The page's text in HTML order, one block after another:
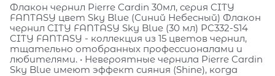
Флакон чернил Pierre Cardin 30мл, серия CITY
FANTASY цвет Sky Blue (Синий Небесный) Флакон
чернил CITY FANTASY Sky Blue (30 мл) PC332-S14
CITY FANTASY - коллекция из 15 цветов чернил,
тщательно отобранных профессионалами и
любителями. • Невероятные чернила Pierre Cardin
Sky Blue имеют эффект сияния (Shine), когда